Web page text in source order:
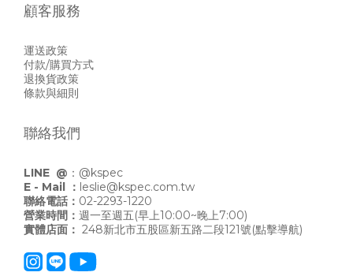
顧客服務
運送政策
付款/購買方式
退換貨政策
條款與細則
聯絡我們
LINE @ ： @kspec
E - Mail ： leslie@kspec.com.tw
聯絡電話： 02-2293-1220
營業時間： 週一至週五(早上10:00~晚上7:00)
實體店面： 248新北市五股區新五路二段121號(點擊導航)